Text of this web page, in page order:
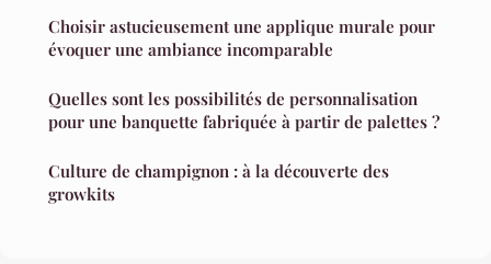
Choisir astucieusement une applique murale pour
évoquer une ambiance incomparable
Quelles sont les possibilités de personnalisation
pour une banquette fabriquée à partir de palettes ?
Culture de champignon : à la découverte des
growkits